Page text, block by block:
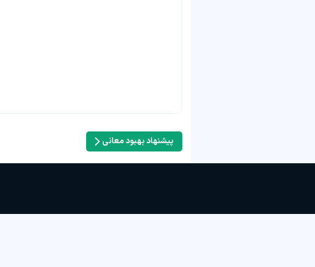
پیشنهاد بهبود معانی